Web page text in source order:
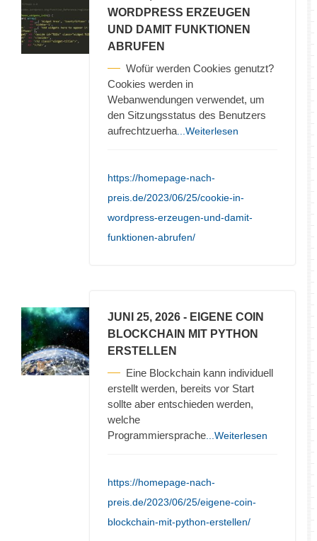
WORDPRESS ERZEUGEN
UND DAMIT FUNKTIONEN
ABRUFEN
Wofür werden Cookies genutzt?
Cookies werden in
Webanwendungen verwendet, um
den Sitzungsstatus des Benutzers
aufrechtzuerha ...Weiterlesen
https://homepage-nach-
preis.de/2023/06/25/cookie-in-
wordpress-erzeugen-und-damit-
funktionen-abrufen/
JUNI 25, 2026 - EIGENE COIN
BLOCKCHAIN MIT PYTHON
ERSTELLEN
Eine Blockchain kann individuell
erstellt werden, bereits vor Start
sollte aber entschieden werden,
welche
Programmiersprache ...Weiterlesen
https://homepage-nach-
preis.de/2023/06/25/eigene-coin-
blockchain-mit-python-erstellen/